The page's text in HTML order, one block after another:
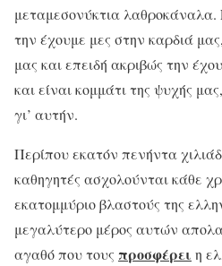
μεταμεσονύκτια λαθροκάναλα.
την έχουμε μες στην καρδιά
μας και επειδή ακριβώς την
και είναι κομμάτι της ψυχής
γι’ αυτήν.
Περίπου εκατόν πενήντα
καθηγητές ασχολούνται κάθε
εκατομμύριο βλαστούς της
μεγαλύτερο μέρος αυτών
αγαθό που τους προσφέρει η